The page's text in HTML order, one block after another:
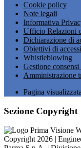
Cookie policy
Note legali
Informativa
Ufficio Relazioni
Dichiarazione di
Obiettivi di
Whistleblowing
Gestione
Amministrazione
Pagina
Sezione Copyright
Copyright 2026 |